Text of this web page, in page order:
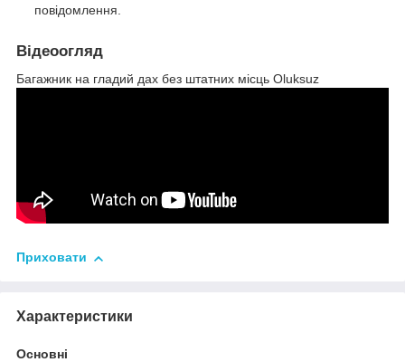
повідомлення.
Відеоогляд
Багажник на гладий дах без штатних місць Oluksuz
Приховати
Характеристики
Основні